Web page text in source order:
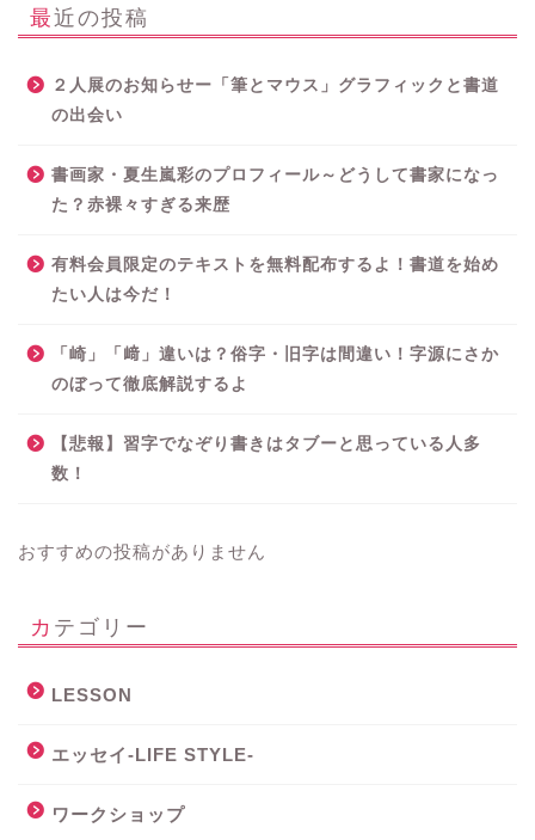
最近の投稿
２人展のお知らせー「筆とマウス」グラフィックと書道
の出会い
書画家・夏生嵐彩のプロフィール～どうして書家になっ
た？赤裸々すぎる来歴
有料会員限定のテキストを無料配布するよ！書道を始め
たい人は今だ！
「崎」「﨑」違いは？俗字・旧字は間違い！字源にさか
のぼって徹底解説するよ
【悲報】習字でなぞり書きはタブーと思っている人多
数！
おすすめの投稿がありません
カテゴリー
LESSON
エッセイ-LIFE STYLE-
ワークショップ